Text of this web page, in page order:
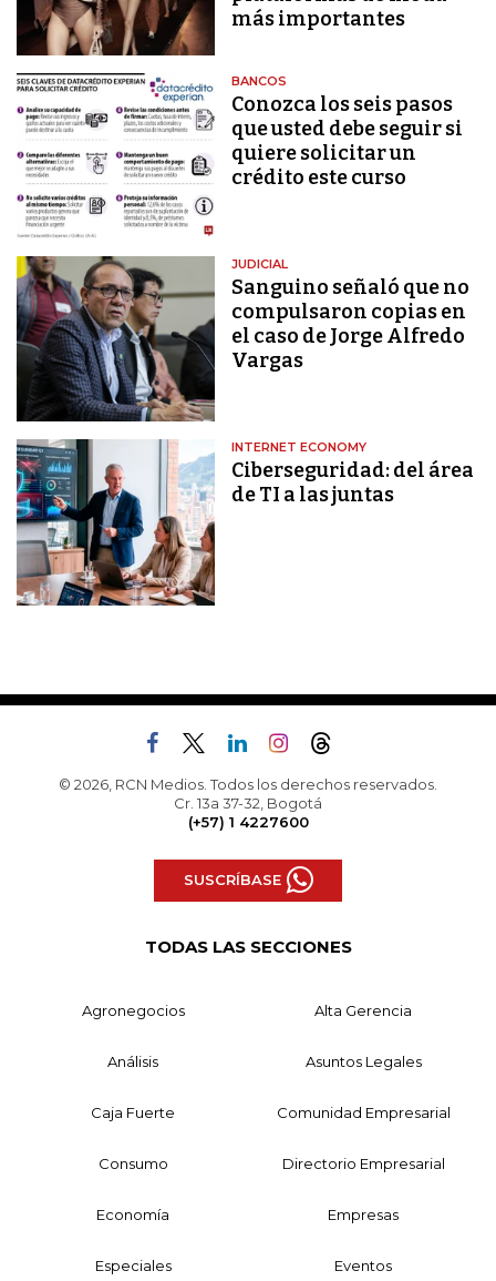
más importantes
BANCOS
Conozca los seis pasos
que usted debe seguir si
quiere solicitar un
crédito este curso
JUDICIAL
Sanguino señaló que no
compulsaron copias en
el caso de Jorge Alfredo
Vargas
INTERNET ECONOMY
Ciberseguridad: del área
de TI a las juntas
© 2026, RCN Medios. Todos los derechos reservados.
Cr. 13a 37-32, Bogotá
(+57) 1 4227600
SUSCRÍBASE
TODAS LAS SECCIONES
Agronegocios Alta Gerencia
Análisis Asuntos Legales
Caja Fuerte Comunidad Empresarial
Consumo Directorio Empresarial
Economía Empresas
Especiales Eventos